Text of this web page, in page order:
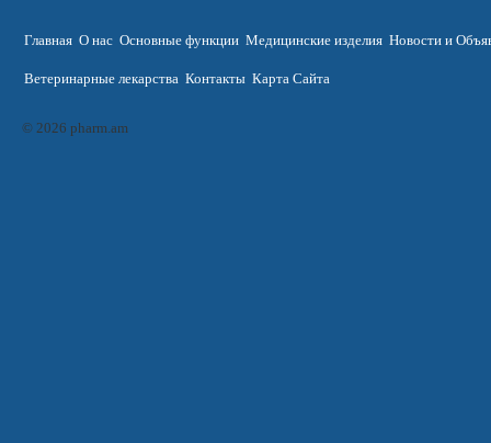
Главная О нас Основные функции Медицинские изделия Новости и
Ветеринарные лекарства Контакты Карта Сайта
© 2026 pharm.am